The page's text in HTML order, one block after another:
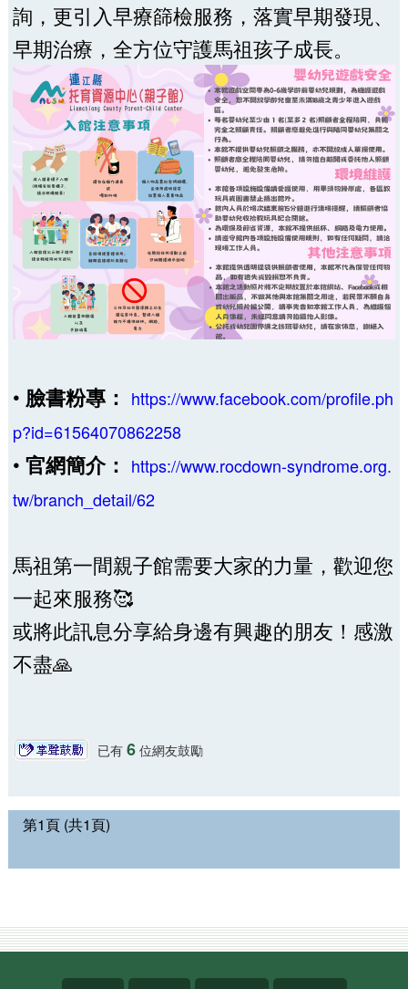
詢，更引入早療篩檢服務，落實早期發現、
早期治療，全方位守護馬祖孩子成長。
• 臉書粉專： https://www.facebook.com/profile.ph
p?id=61564070862258
• 官網簡介： https://www.rocdown-syndrome.org.
tw/branch_detail/62
馬祖第一間親子館需要大家的力量，歡迎您
一起來服務🥰
或將此訊息分享給身邊有興趣的朋友！感激
不盡🙏
已有 6位網友鼓勵
第1頁 (共1頁)